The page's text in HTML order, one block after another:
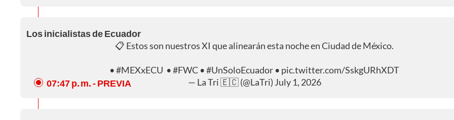
Los inicialistas de Ecuador
📋 Estos son nuestros XI que alinearán esta noche en Ciudad de México.
•#MEXxECU •#FWC •#UnSoloEcuador • pic.twitter.com/SskgURhXDT
— La Tri 🇪🇨 (@LaTri) July 1, 2026
07:47 p. m.- PREVIA